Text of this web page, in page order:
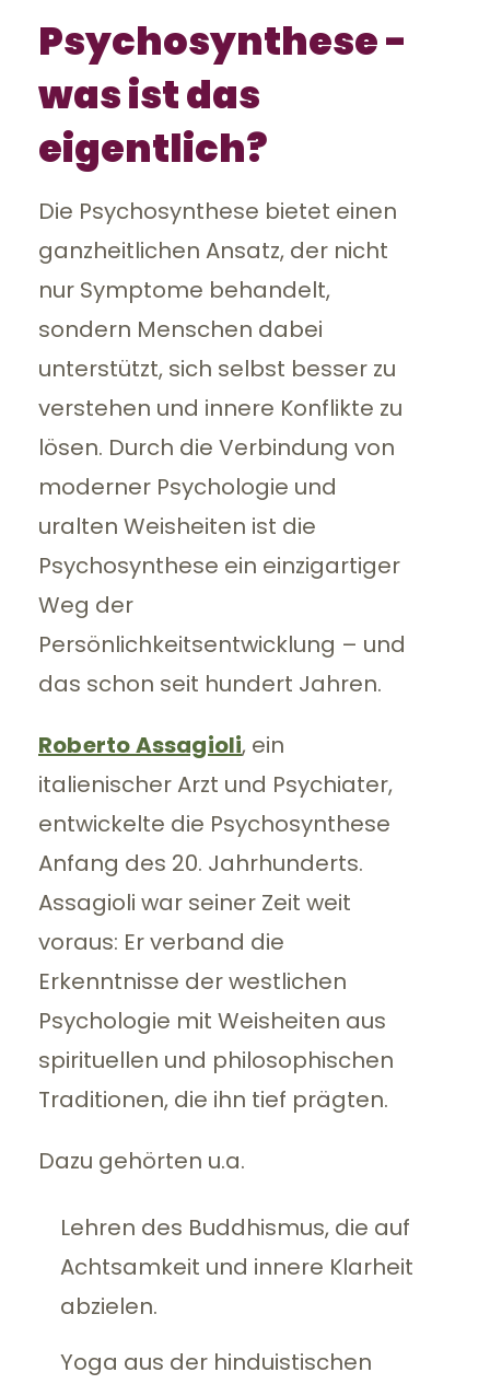
Psychosynthese -
was ist das
eigentlich?
Die Psychosynthese bietet einen
ganzheitlichen Ansatz, der nicht
nur Symptome behandelt,
sondern Menschen dabei
unterstützt, sich selbst besser zu
verstehen und innere Konflikte zu
lösen. Durch die Verbindung von
moderner Psychologie und
uralten Weisheiten ist die
Psychosynthese ein einzigartiger
Weg der
Persönlichkeitsentwicklung – und
das schon seit hundert Jahren.
Roberto Assagioli, ein
italienischer Arzt und Psychiater,
entwickelte die Psychosynthese
Anfang des 20. Jahrhunderts.
Assagioli war seiner Zeit weit
voraus: Er verband die
Erkenntnisse der westlichen
Psychologie mit Weisheiten aus
spirituellen und philosophischen
Traditionen, die ihn tief prägten.
Dazu gehörten u.a.
Lehren des Buddhismus, die auf
Achtsamkeit und innere Klarheit
abzielen.
Yoga aus der hinduistischen